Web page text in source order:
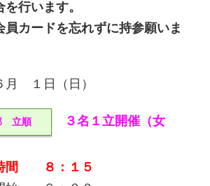
行います。
カードを忘れずに持参願いま
１日（日）
立順
３名１立開催（女
間 ８：１５